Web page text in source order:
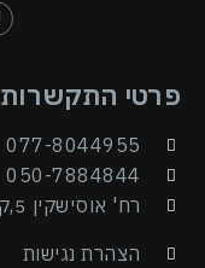
פרטי התקשרות
077-8044955
050-7884844
רח' אוסישקין 5,קומה 2 ,רמת השרון
הצהרת נגישות